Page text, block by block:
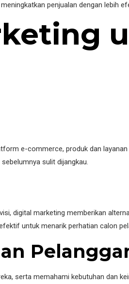
penjualan dengan lebih
e-commerce, produk dan layanan
sulit dijangkau.
digital marketing memberikan
untuk menarik perhatian calon
serta memahami kebutuhan dan